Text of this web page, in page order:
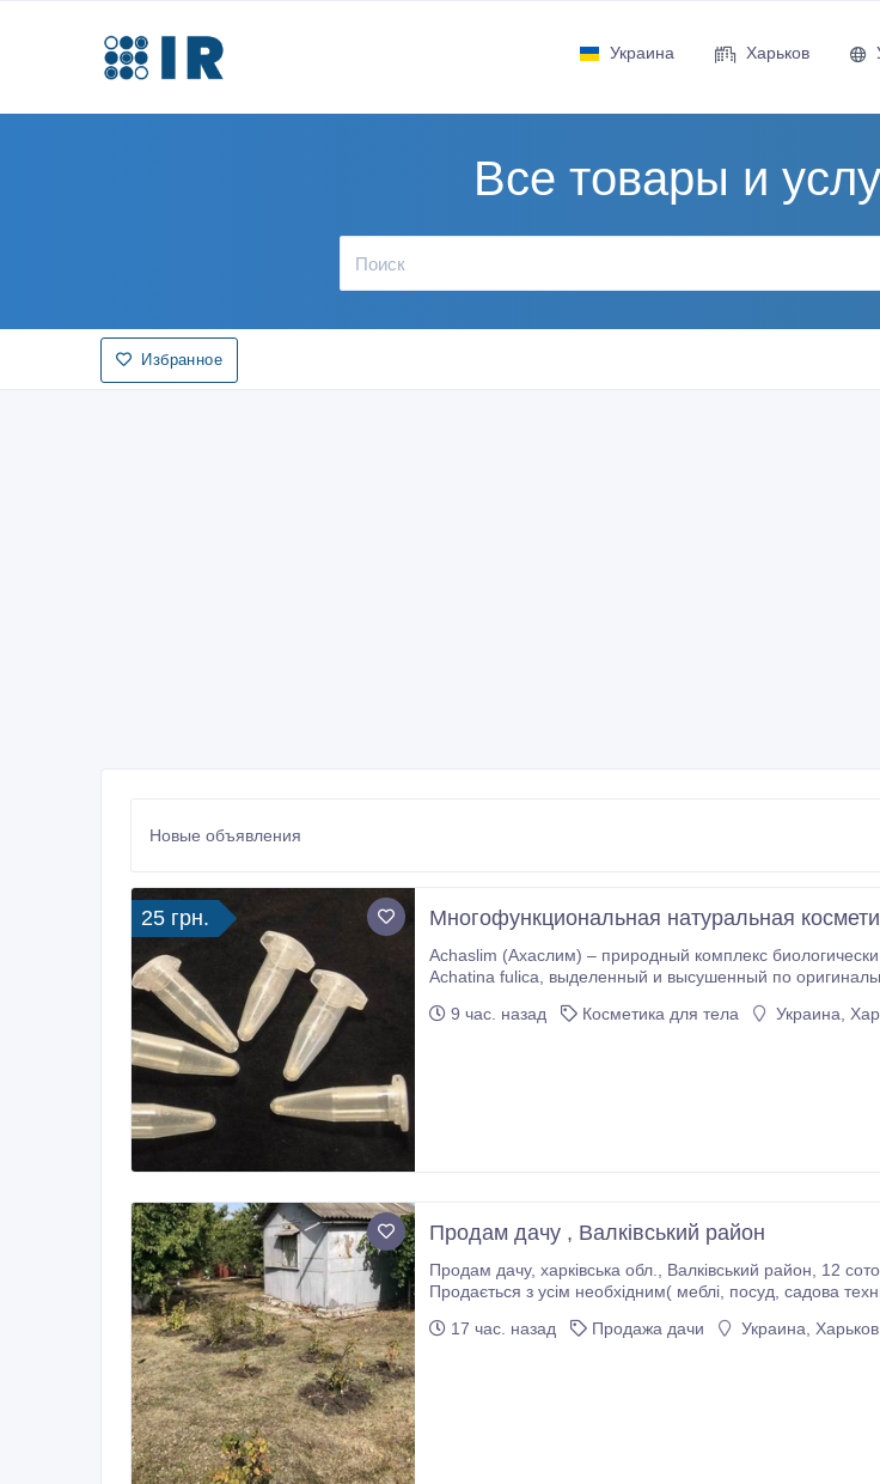
Украина Харьков
Все товары и
Избранное
Новые объявления
25 грн. Многофункциональная натуральная
Achaslim (Ахаслим) – природный комплекс биологически
Achatina fulica, выделенный и высушенный по оригинальной технологии. Природные биологически активные вещества входящие
9 час. назад
Косметика для тела Украина,
Продам дачу , Валківський район
Продам дачу, харківська обл., Валківський район, 12 соток. Поруч ставок з рибою, електрика цілий рік, своя свердловина (вода).
Продається з усім
17 час. назад
Продажа дачи Украина,